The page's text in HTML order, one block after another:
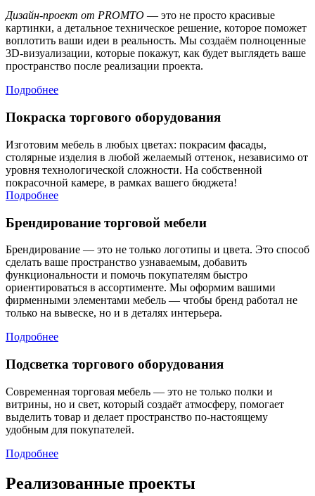
Дизайн-проект от PROMTO — это не просто красивые
картинки, а детальное техническое решение, которое поможет
воплотить ваши идеи в реальность. Мы создаём полноценные
3D-визуализации, которые покажут, как будет выглядеть ваше
пространство после реализации проекта.
Подробнее
Покраска торгового оборудования
Изготовим мебель в любых цветах: покрасим фасады,
столярные изделия в любой желаемый оттенок, независимо от
уровня технологической сложности. На собственной
покрасочной камере, в рамках вашего бюджета!
Подробнее
Брендирование торговой мебели
Брендирование — это не только логотипы и цвета. Это способ
сделать ваше пространство узнаваемым, добавить
функциональности и помочь покупателям быстро
ориентироваться в ассортименте. Мы оформим вашими
фирменными элементами мебель — чтобы бренд работал не
только на вывеске, но и в деталях интерьера.
Подробнее
Подсветка торгового оборудования
Современная торговая мебель — это не только полки и
витрины, но и свет, который создаёт атмосферу, помогает
выделить товар и делает пространство по-настоящему
удобным для покупателей.
Подробнее
Реализованные проекты